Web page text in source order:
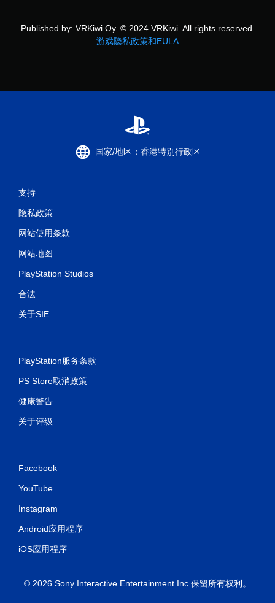
Published by: VRKiwi Oy. © 2024 VRKiwi. All rights reserved.
游戏隐私政策和EULA
国家/地区：香港特别行政区
支持
隐私政策
网站使用条款
网站地图
PlayStation Studios
合法
关于SIE
PlayStation服务条款
PS Store取消政策
健康警告
关于评级
Facebook
YouTube
Instagram
Android应用程序
iOS应用程序
© 2026 Sony Interactive Entertainment Inc.保留所有权利。